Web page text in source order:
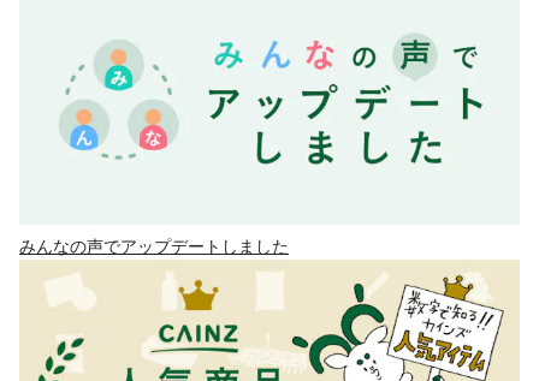
みんなの声でアップデートしました